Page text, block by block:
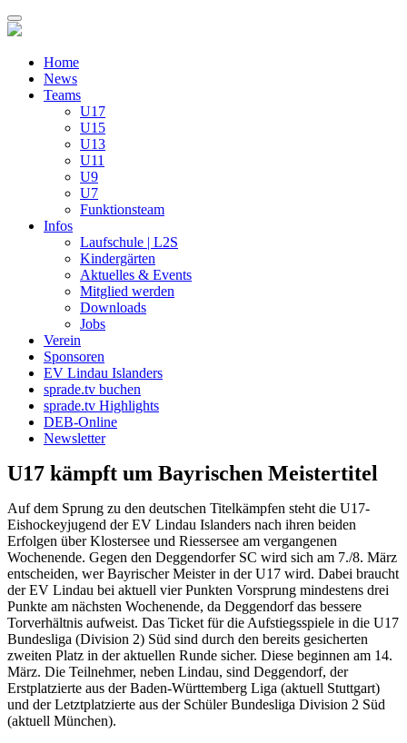
Home
News
Teams
U17
U15
U13
U11
U9
U7
Funktionsteam
Infos
Laufschule | L2S
Kindergärten
Aktuelles & Events
Mitglied werden
Downloads
Jobs
Verein
Sponsoren
EV Lindau Islanders
sprade.tv buchen
sprade.tv Highlights
DEB-Online
Newsletter
U17 kämpft um Bayrischen Meistertitel
Auf dem Sprung zu den deutschen Titelkämpfen steht die U17-
Eishockeyjugend der EV Lindau Islanders nach ihren beiden
Erfolgen über Klostersee und Riessersee am vergangenen
Wochenende. Gegen den Deggendorfer SC wird sich am 7./8. März
entscheiden, wer Bayrischer Meister in der U17 wird. Dabei braucht
der EV Lindau bei aktuell vier Punkten Vorsprung mindestens drei
Punkte am nächsten Wochenende, da Deggendorf das bessere
Torverhältnis aufweist. Das Ticket für die Aufstiegsspiele in die U17
Bundesliga (Division 2) Süd sind durch den bereits gesicherten
zweiten Platz in der aktuellen Runde sicher. Diese beginnen am 14.
März. Die Teilnehmer, neben Lindau, sind Deggendorf, der
Erstplatzierte aus der Baden-Württemberg Liga (aktuell Stuttgart)
und der Letztplatzierte aus der Schüler Bundesliga Division 2 Süd
(aktuell München).